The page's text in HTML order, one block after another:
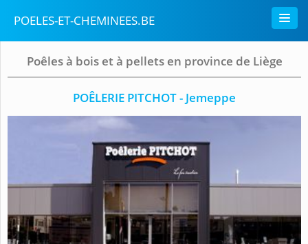
POELES-ET-CHEMINEES.BE
Poêles à bois et à pellets en province de Liège
POÊLERIE PITCHOT - Jemeppe